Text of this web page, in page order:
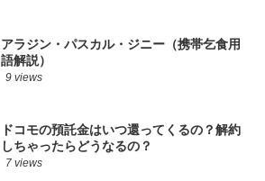
アラジン・パスカル・ジニー（携帯乞食用
語解説）
9 views
ドコモの預託金はいつ還ってくるの？解約
しちゃったらどうなるの？
7 views